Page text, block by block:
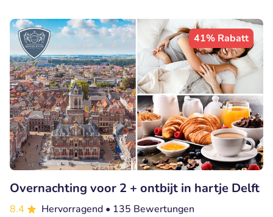
41% Rabatt
Overnachting voor 2 + ontbijt in hartje Delft
8.4 Hervorragend • 135 Bewertungen